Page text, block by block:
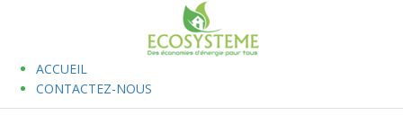
ACCUEIL
CONTACTEZ-NOUS